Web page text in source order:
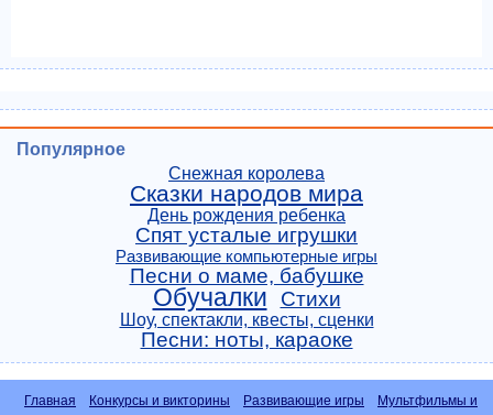
Популярное
Снежная королева
Сказки народов мира
День рождения ребенка
Спят усталые игрушки
Развивающие компьютерные игры
Песни о маме, бабушке
Обучалки Стихи
Шоу, спектакли, квесты, сценки
Песни: ноты, караоке
Главная Конкурсы и викторины Развивающие игры
Мультфильмы и